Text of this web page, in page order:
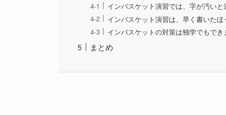
インバスケット演習では、字が汚いと
インバスケット演習は、早く書いたほ
インバスケットの対策は独学でもでき
まとめ